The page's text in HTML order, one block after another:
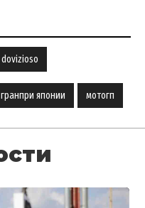
гранпри японии мотогп